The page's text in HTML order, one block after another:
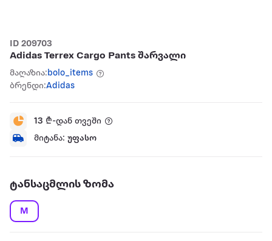
ID 209703
Adidas Terrex Cargo Pants შარვალი
მაღაზია:bolo_items
ბრენდი:Adidas
13 ₾-დან თვეში
მიტანა: უფასო
ტანსაცმლის ზომა
M